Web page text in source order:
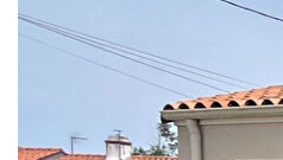
Description
Réf : 1386